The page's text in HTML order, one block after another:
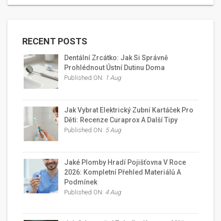
RECENT POSTS
Dentální Zrcátko: Jak Si Správně
Prohlédnout Ústní Dutinu Doma
Published ON: 1 Aug
Jak Vybrat Elektrický Zubní Kartáček Pro
Děti: Recenze Curaprox A Další Tipy
Published ON: 5 Aug
Jaké Plomby Hradí Pojišťovna V Roce
2026: Kompletní Přehled Materiálů A
Podmínek
Published ON: 4 Aug